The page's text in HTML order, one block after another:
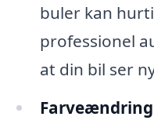
buler kan
professionel
at din bil ser